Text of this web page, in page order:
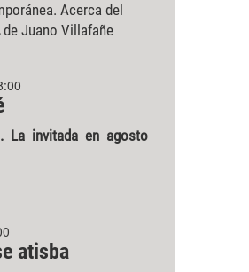
Acerca del
de Juano Villafañe
La invitada en agosto
atisba